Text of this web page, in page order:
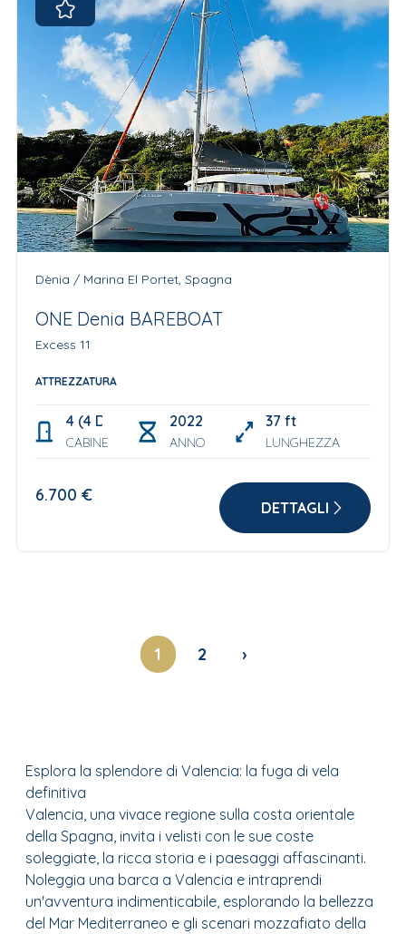
Dènia / Marina El Portet, Spagna
ONE Denia BAREBOAT
Excess 11
ATTREZZATURA
4 (4 Double+ 2 berths in the bow for Skipper and
CABINE
2022
ANNO
37 ft
LUNGHEZZA
6.700 €
DETTAGLI
1 2 ›
Esplora la splendore di Valencia: la fuga di vela
definitiva
Valencia, una vivace regione sulla costa orientale
della Spagna, invita i velisti con le sue coste
soleggiate, la ricca storia e i paesaggi affascinanti.
Noleggia una barca a Valencia e intraprendi
un'avventura indimenticabile, esplorando la bellezza
del Mar Mediterraneo e gli scenari mozzafiato della